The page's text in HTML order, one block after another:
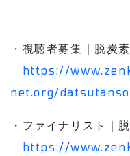
・視聴者募集｜脱炭
https://
net.org/
・ファイナリスト｜
https://